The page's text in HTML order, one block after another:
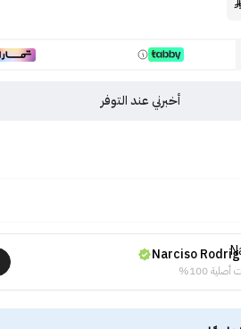
أخبرني عند التوفر
Narciso
100%